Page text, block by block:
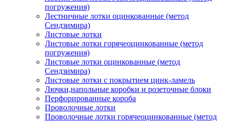
погружения)
Лестничные лотки оцинкованные (метод
Сендзимира)
Листовые лотки
Листовые лотки горячеоцинкованные (метод
погружения)
Листовые лотки оцинкованные (метод
Сендзимира)
Листовые лотки с покрытием цинк-ламель
Лючки,напольные коробки и розеточные блоки
Перфорированные короба
Проволочные лотки
Проволочные лотки горячеоцинкованные (метод